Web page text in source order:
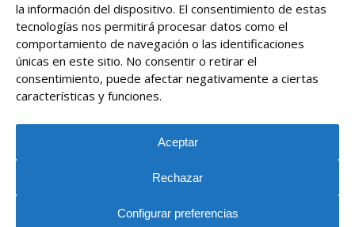
la información del dispositivo. El consentimiento de estas
tecnologías nos permitirá procesar datos como el
comportamiento de navegación o las identificaciones
únicas en este sitio. No consentir o retirar el
consentimiento, puede afectar negativamente a ciertas
características y funciones.
Aceptar
Rechazar
Configurar preferencias
Fisioterapia
Medicina general
© 2026 Grupo CEM Gran Tarajal. Todos los derechos
reservados
Aviso legal y política de privacidad
Gestionar consentimiento